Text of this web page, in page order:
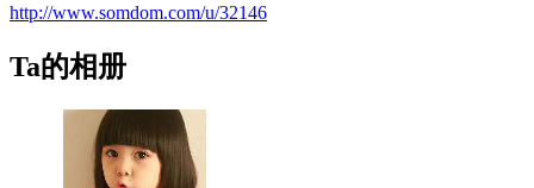
http://www.somdom.com/u/32146
Ta的相册